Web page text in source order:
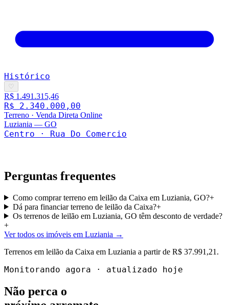
Histórico
♡
R$ 1.491.315,46
R$ 2.340.000,00
Terreno · Venda Direta Online
Luziania — GO
Centro · Rua Do Comercio
Perguntas frequentes
Como comprar terreno em leilão da Caixa em Luziania, GO?+
Dá para financiar terreno de leilão da Caixa?+
Os terrenos de leilão em Luziania, GO têm desconto de verdade?
+
Ver todos os imóveis em Luziania →
Terrenos em leilão da Caixa em Luziania a partir de R$ 37.991,21 .
Monitorando agora · atualizado hoje
Não perca o